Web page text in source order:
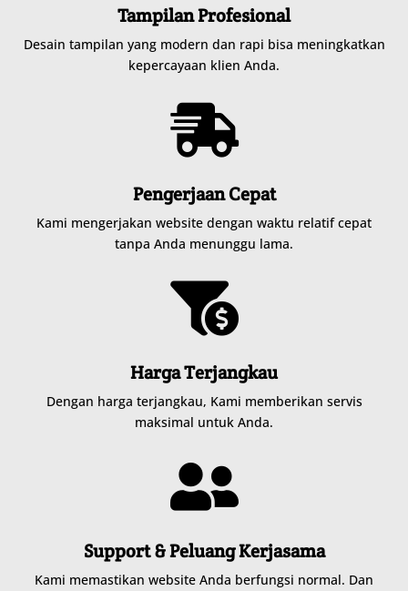
Tampilan Profesional
Desain tampilan yang modern dan rapi bisa meningkatkan
kepercayaan klien Anda.

Pengerjaan Cepat
Kami mengerjakan website dengan waktu relatif cepat
tanpa Anda menunggu lama.

Harga Terjangkau
Dengan harga terjangkau, Kami memberikan servis
maksimal untuk Anda.

Support & Peluang Kerjasama
Kami memastikan website Anda berfungsi normal. Dan